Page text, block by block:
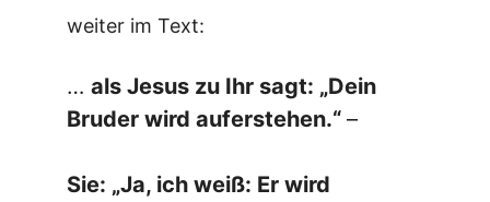
weiter im Text:
…als Jesus zu Ihr sagt: „Dein
Bruder wird auferstehen.“–
Sie: „Ja, ich weiß: Er wird